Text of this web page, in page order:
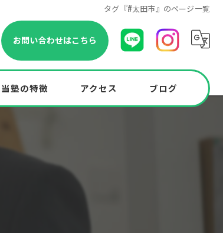
タグ『#太田市』のページ一覧
お問い合わせはこちら
当塾の特徴 アクセス ブログ